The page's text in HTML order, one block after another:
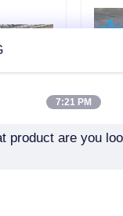
하세요
의 수압
7:21 PM
product are you